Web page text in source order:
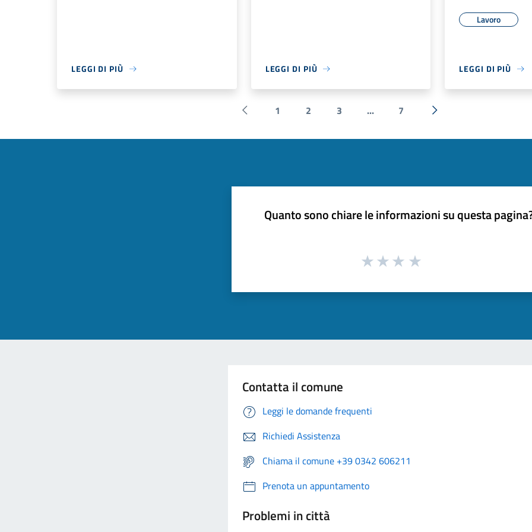
LEGGI DI PIÙ LEGGI DI PIÙ
Lavoro
LEGGI DI PIÙ
Pagina precedente
1 2 3 ... 7
Successiva »
Quanto sono chiare le informazioni su questa
Contatta il comune
Leggi le domande frequenti
Richiedi Assistenza
Chiama il comune +39 0342 606211
Prenota un appuntamento
Problemi in città